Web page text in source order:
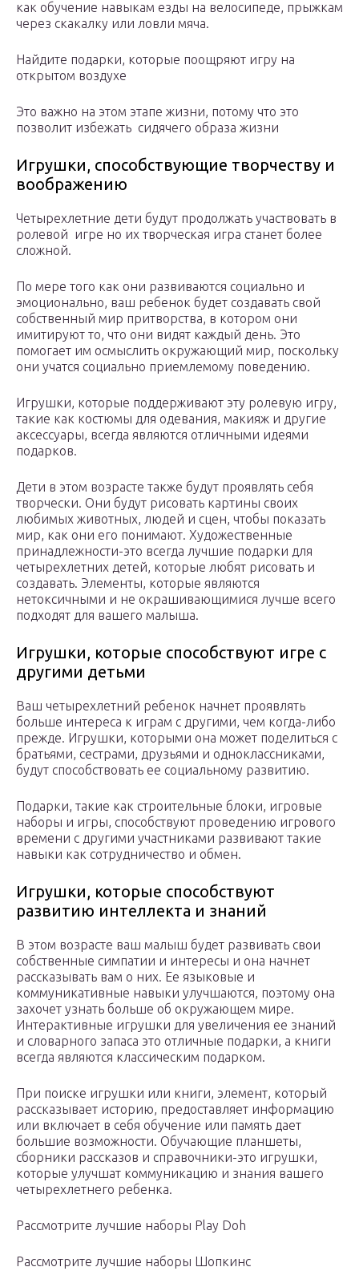
как обучение навыкам езды на велосипеде, прыжкам
через скакалку или ловли мяча.
Найдите подарки, которые поощряют игру на
открытом воздухе
Это важно на этом этапе жизни, потому что это
позволит избежать сидячего образа жизни
Игрушки, способствующие творчеству и
воображению
Четырехлетние дети будут продолжать участвовать в
ролевой игре но их творческая игра станет более
сложной.
По мере того как они развиваются социально и
эмоционально, ваш ребенок будет создавать свой
собственный мир притворства, в котором они
имитируют то, что они видят каждый день. Это
помогает им осмыслить окружающий мир, поскольку
они учатся социально приемлемому поведению.
Игрушки, которые поддерживают эту ролевую игру,
такие как костюмы для одевания, макияж и другие
аксессуары, всегда являются отличными идеями
подарков.
Дети в этом возрасте также будут проявлять себя
творчески. Они будут рисовать картины своих
любимых животных, людей и сцен, чтобы показать
мир, как они его понимают. Художественные
принадлежности-это всегда лучшие подарки для
четырехлетних детей, которые любят рисовать и
создавать. Элементы, которые являются
нетоксичными и не окрашивающимися лучше всего
подходят для вашего малыша.
Игрушки, которые способствуют игре с
другими детьми
Ваш четырехлетний ребенок начнет проявлять
больше интереса к играм с другими, чем когда-либо
прежде. Игрушки, которыми она может поделиться с
братьями, сестрами, друзьями и одноклассниками,
будут способствовать ее социальному развитию.
Подарки, такие как строительные блоки, игровые
наборы и игры, способствуют проведению игрового
времени с другими участниками развивают такие
навыки как сотрудничество и обмен.
Игрушки, которые способствуют
развитию интеллекта и знаний
В этом возрасте ваш малыш будет развивать свои
собственные симпатии и интересы и она начнет
рассказывать вам о них. Ее языковые и
коммуникативные навыки улучшаются, поэтому она
захочет узнать больше об окружающем мире.
Интерактивные игрушки для увеличения ее знаний
и словарного запаса это отличные подарки, а книги
всегда являются классическим подарком.
При поиске игрушки или книги, элемент, который
рассказывает историю, предоставляет информацию
или включает в себя обучение или память дает
большие возможности. Обучающие планшеты,
сборники рассказов и справочники-это игрушки,
которые улучшат коммуникацию и знания вашего
четырехлетнего ребенка.
Рассмотрите лучшие наборы Play Doh
Рассмотрите лучшие наборы Шопкинс